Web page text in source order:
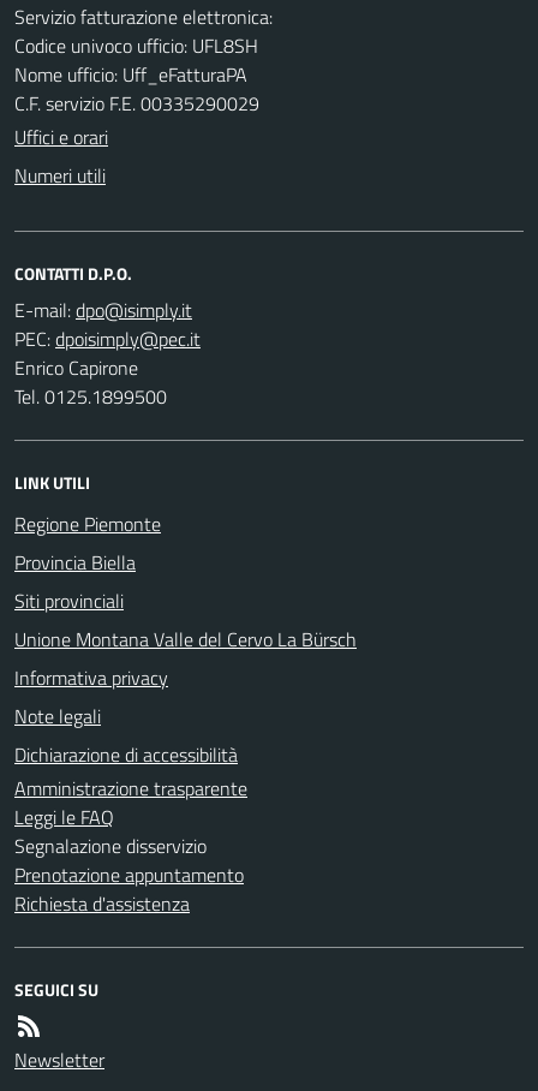
Servizio fatturazione elettronica:
Codice univoco ufficio: UFL8SH
Nome ufficio: Uff_eFatturaPA
C.F. servizio F.E. 00335290029
Uffici e orari
Numeri utili
CONTATTI D.P.O.
E-mail:
PEC:
Enrico Capirone
Tel. 0125.1899500
LINK UTILI
Regione Piemonte
Provincia Biella
Siti provinciali
Unione Montana Valle del Cervo La Bürsch
Informativa privacy
Note legali
Dichiarazione di accessibilità
Amministrazione trasparente
Leggi le FAQ
Segnalazione disservizio
Prenotazione appuntamento
Richiesta d'assistenza
SEGUICI SU
Newsletter